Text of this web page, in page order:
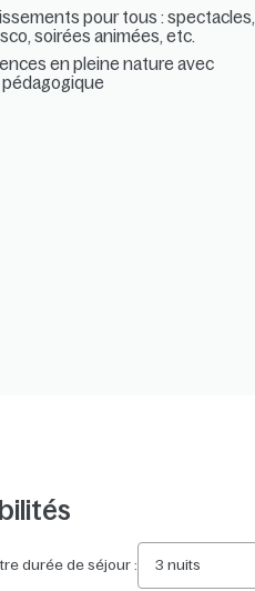
pour tous : spectacles,
soirées animées, etc.
en pleine nature avec
durée de séjour : 3 nuits